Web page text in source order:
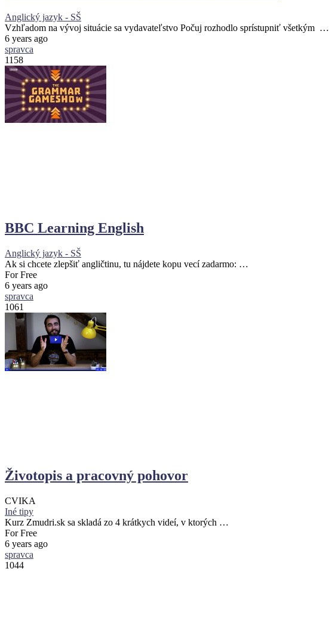
Anglický jazyk - SŠ
Vzhľadom na vývoj situácie sa vydavateľstvo Počuj rozhodlo sprístupniť všetkým …
6 years ago
spravca
1158
BBC Learning English
Anglický jazyk - SŠ
Ak si chcete zlepšiť angličtinu, tu nájdete kopu vecí zadarmo: …
For Free
6 years ago
spravca
1061
Životopis a pracovný pohovor
CVIKA
Iné tipy
Kurz Zmudri.sk sa skladá zo 4 krátkych videí, v ktorých …
For Free
6 years ago
spravca
1044